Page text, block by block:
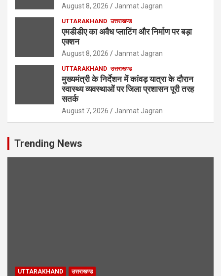
August 8, 2026 Janmat Jagran
UTTARAKHAND उत्तराखण्ड
एमडीडीए का अवैध प्लाटिंग और निर्माण पर बड़ा
एक्शन
August 8, 2026 Janmat Jagran
UTTARAKHAND उत्तराखण्ड
मुख्यमंत्री के निर्देशन में कांवड़ यात्रा के दौरान
स्वास्थ्य व्यवस्थाओं पर जिला प्रशासन पूरी तरह
सतर्क
August 7, 2026 Janmat Jagran
Trending News
UTTARAKHAND उत्तराखण्ड